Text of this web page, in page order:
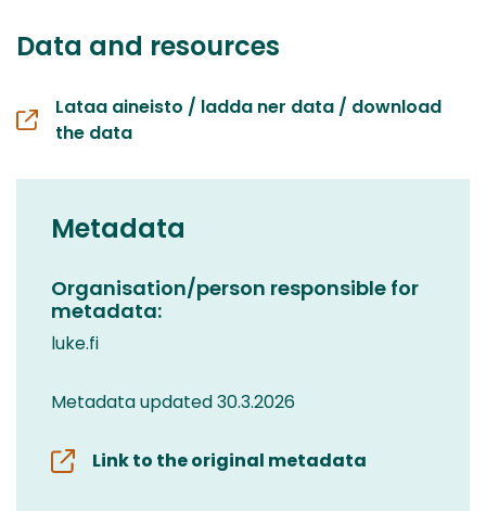
Data and resources
Lataa aineisto / ladda ner data / download
the data
Metadata
Organisation/person responsible for
metadata:
luke.fi
Metadata updated 30.3.2026
Link to the original metadata